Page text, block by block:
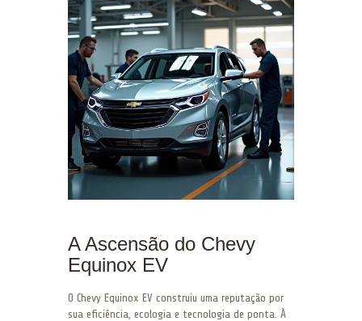
A Ascensão do Chevy
Equinox EV
O Chevy Equinox EV construiu uma reputação por
sua eficiência, ecologia e tecnologia de ponta. À